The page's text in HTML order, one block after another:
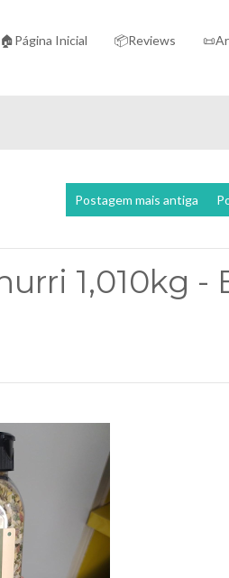
🏠Página Inicial 📦Reviews
Postagem mais antiga
1,010kg -